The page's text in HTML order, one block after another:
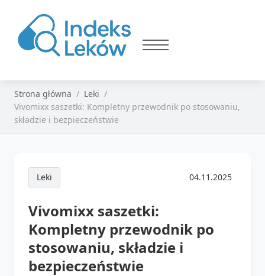
Strona główna
Leki
Vivomixx saszetki: Kompletny przewodnik po stosowaniu,
składzie i bezpieczeństwie
Leki 04.11.2025
Vivomixx saszetki:
Kompletny przewodnik po
stosowaniu, składzie i
bezpieczeństwie